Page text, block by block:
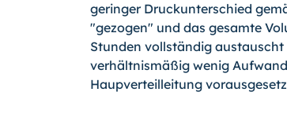
geringer Druckunterschied
"gezogen" und das gesamte
Stunden vollständig
verhältnismäßig wenig
Haupverteilleitung